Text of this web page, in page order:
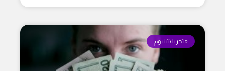
متجر بلاتينيوم